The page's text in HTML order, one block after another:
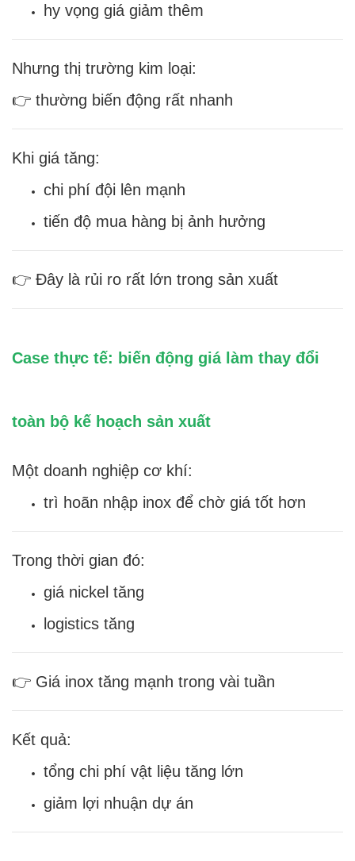
hy vọng giá giảm thêm
Nhưng thị trường kim loại:
👉 thường biến động rất nhanh
Khi giá tăng:
chi phí đội lên mạnh
tiến độ mua hàng bị ảnh hưởng
👉 Đây là rủi ro rất lớn trong sản xuất
Case thực tế: biến động giá làm thay đổi
toàn bộ kế hoạch sản xuất
Một doanh nghiệp cơ khí:
trì hoãn nhập inox để chờ giá tốt hơn
Trong thời gian đó:
giá nickel tăng
logistics tăng
👉 Giá inox tăng mạnh trong vài tuần
Kết quả:
tổng chi phí vật liệu tăng lớn
giảm lợi nhuận dự án